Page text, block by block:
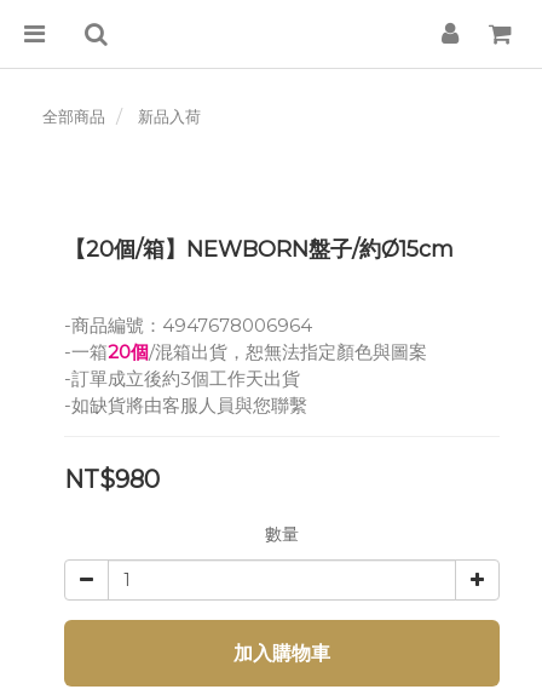
全部商品 新品入荷
【20個/箱】NEWBORN盤子/約Ø15cm
-商品編號：4947678006964
-一箱20個/混箱出貨，恕無法指定顏色與圖案
-訂單成立後約3個工作天出貨
-如缺貨將由客服人員與您聯繫
NT$980
數量
加入購物車